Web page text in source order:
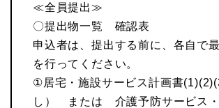
≪全員提出≫
〇提出物一覧 確認表
申込者は、提出する前に、各自で
を行ってください。
①居宅・施設サービス計画書
し） または 介護予防サービス